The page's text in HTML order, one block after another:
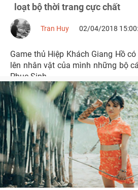
loạt bộ thời trang cực chất
Tran Huy 02/04/2018
Game thủ Hiệp Khách Giang Hồ
lên nhân vật của mình những bộ
Phục Sinh.